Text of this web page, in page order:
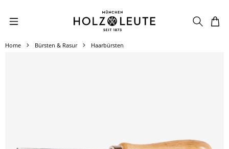
Zum Hauptinhalt springen
Home Bürsten & Rasur Haarbürsten